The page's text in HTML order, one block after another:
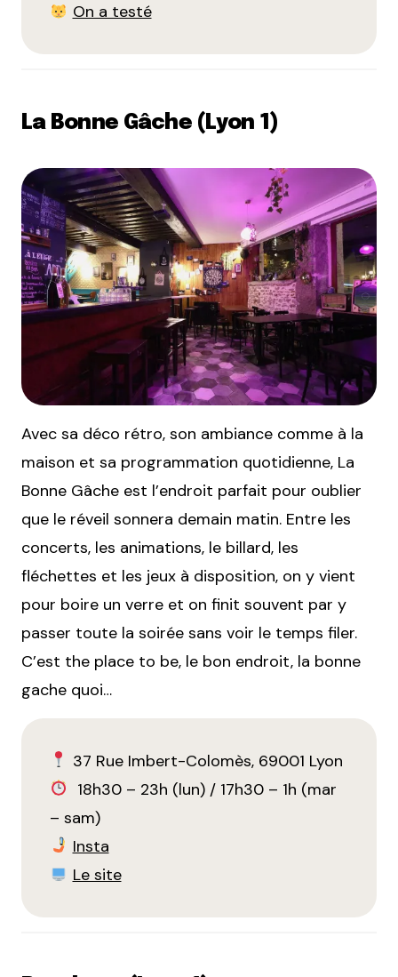
On a testé
La Bonne Gâche (Lyon 1)
Avec sa déco rétro, son ambiance comme à la
maison et sa programmation quotidienne, La
Bonne Gâche est l’endroit parfait pour oublier
que le réveil sonnera demain matin. Entre les
concerts, les animations, le billard, les
fléchettes et les jeux à disposition, on y vient
pour boire un verre et on finit souvent par y
passer toute la soirée sans voir le temps filer.
C’est the place to be, le bon endroit, la bonne
gache quoi…
37 Rue Imbert-Colomès, 69001 Lyon
18h30 – 23h (lun) / 17h30 – 1h (mar
– sam)
Insta
Le site